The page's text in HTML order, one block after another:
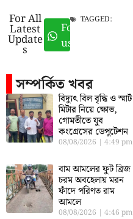
For All
Latest
Update
s
Follow
us
TAGGED:
সম্পর্কিত খবর
বিদ্যুৎ বিল বৃদ্ধি ও স্মার্ট
মিটার নিয়ে ক্ষোভ,
গোমতীতে যুব
কংগ্রেসের ডেপুটেশন
08/08/2026 4:49 pm
বাম আমলের ফুট ব্রিজ
চরম অবহেলায় মরন
ফাঁদে পরিণত রাম
আমলে
08/08/2026 4:46 pm